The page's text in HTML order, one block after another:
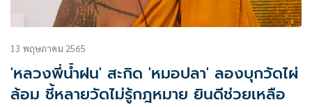
13 พฤษภาคม 2565
'หลวงพี่น้ำฝน' สะกิด 'หมอปลา' ลองบุกวัดไผ่
ล้อม ชี้หลายวัดไม่รู้กฎหมาย ยินดีช่วยเหลือ